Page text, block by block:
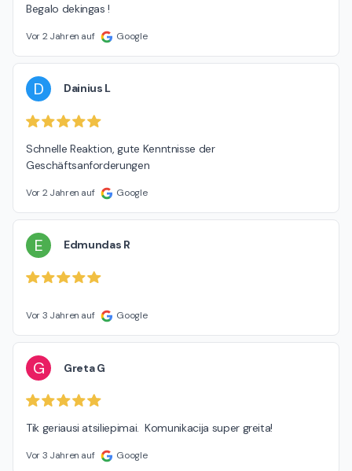
Begalo dekingas !
Vor 2 Jahren auf Google
D Dainius L
Schnelle Reaktion, gute Kenntnisse der
Geschäftsanforderungen
Vor 2 Jahren auf Google
E Edmundas R
Vor 3 Jahren auf Google
G Greta G
Tik geriausi atsiliepimai.  Komunikacija super greita!
Vor 3 Jahren auf Google